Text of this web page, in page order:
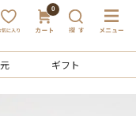
0
ギフト